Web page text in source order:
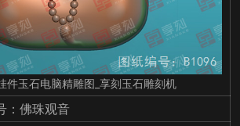
件玉石电脑精雕图_享刻玉石雕刻机
：佛珠观音